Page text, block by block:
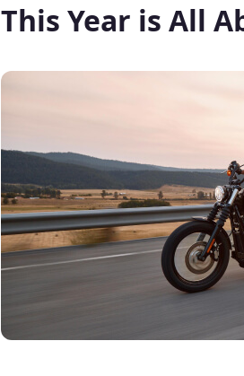
This Year is All